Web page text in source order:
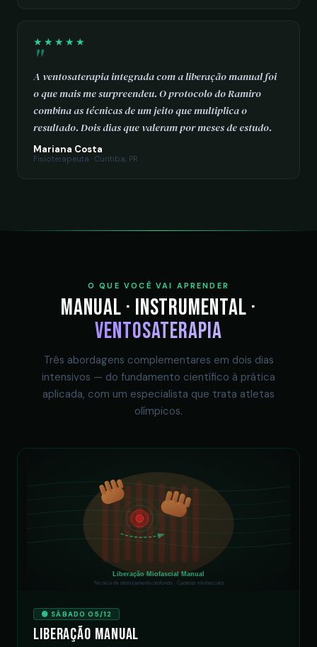
★★★★★
A ventosaterapia integrada com a liberação manual foi
o que mais me surpreendeu. O protocolo do Ramiro
combina as técnicas de um jeito que multiplica o
resultado. Dois dias que valeram por meses de estudo.
Mariana Costa
Fisioterapeuta · Curitiba, PR
O QUE VOCÊ VAI APRENDER
Manual · Instrumental ·
Ventosaterapia
Três abordagens complementares em dois dias
intensivos — do fundamento científico à prática
aplicada, com um especialista que trata atletas
olímpicos.
Liberação Miofascial Manual
Técnica de deslizamento profundo · Cadeias miofasciais
🟢 SÁBADO 05/12
Liberação Manual